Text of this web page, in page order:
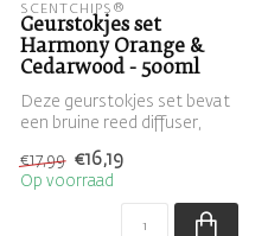
SCENTCHIPS®
Geurstokjes set
Harmony Orange &
Cedarwood - 500ml
Deze geurstokjes set bevat
een bruine reed diffuser,
&...
€17,99 €16,19
Op voorraad